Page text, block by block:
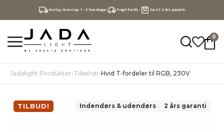
Hurtig levering: 1 - 5 hverdage Fragt fra 50,- Op til 2 års garanti
0
Jadalight•Produkter•Tilbehør•Hvid T-fordeler til RGB, 230V
Indendørs & udendørs 2 års garanti
TILBUD!